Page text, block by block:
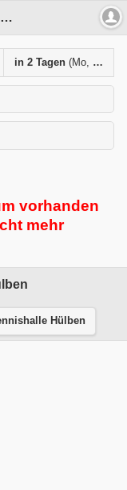
Belegungsplan - TOIMS Tennishalle Hülben
in 2 Tagen (Mo, 10.08)
vorhanden
mehr
Hülben